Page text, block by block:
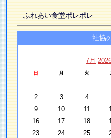
ふれあい食堂ポレポレ
社協
7月
日 月 火
2
3 4
9
10 11
16
17 18
23
24 25